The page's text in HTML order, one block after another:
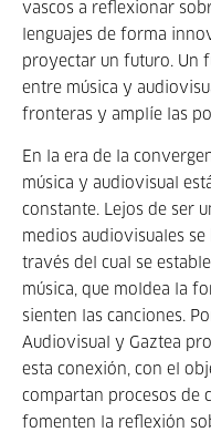
vascos a reflexionar
lenguajes de forma
proyectar un futuro. Un
entre música y
fronteras y amplíe las
En la era de la
música y audiovisual
constante. Lejos de ser
medios audiovisuales
través del cual se
música, que moldea la
sienten las canciones.
Audiovisual y Gaztea
esta conexión, con el
compartan procesos de
fomenten la reflexión